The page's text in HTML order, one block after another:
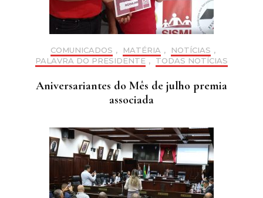
COMUNICADOS , MATÉRIA , NOTÍCIAS ,
PALAVRA DO PRESIDENTE , TODAS NOTÍCIAS
Aniversariantes do Mês de julho premia
associada